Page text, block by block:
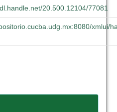
20.500.12104/77081
xmlui/